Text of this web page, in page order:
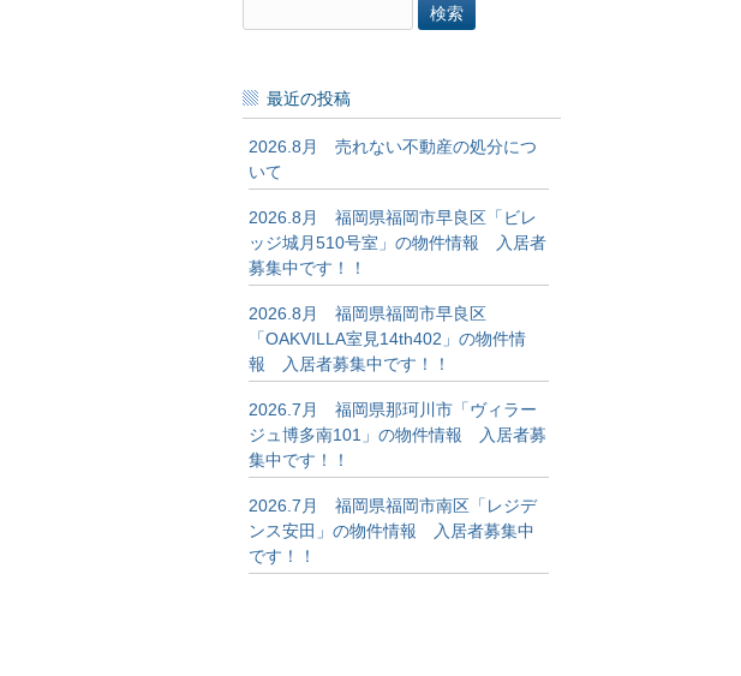
最近の投稿
2026.8月 売れない不動産の処分につ
いて
2026.8月 福岡県福岡市早良区「ビレ
ッジ城月510号室」の物件情報 入居者
募集中です！！
2026.8月 福岡県福岡市早良区
「OAKVILLA室見14th402」の物件情
報 入居者募集中です！！
2026.7月 福岡県那珂川市「ヴィラー
ジュ博多南101」の物件情報 入居者募
集中です！！
2026.7月 福岡県福岡市南区「レジデ
ンス安田」の物件情報 入居者募集中
です！！